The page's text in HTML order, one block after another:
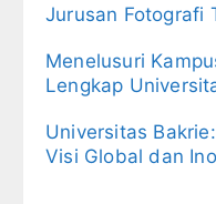
Jurusan Fotografi
Menelusuri
Lengkap
Universitas
Visi Global dan